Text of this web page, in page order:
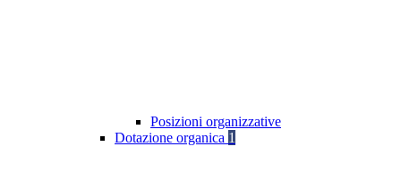
Posizioni organizzative
Dotazione organica 1